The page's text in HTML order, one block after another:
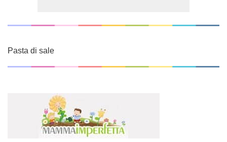
Pasta di sale